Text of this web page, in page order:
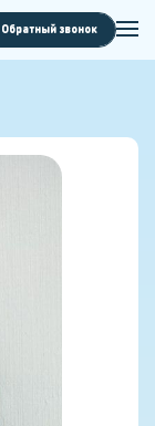
Обратный звонок